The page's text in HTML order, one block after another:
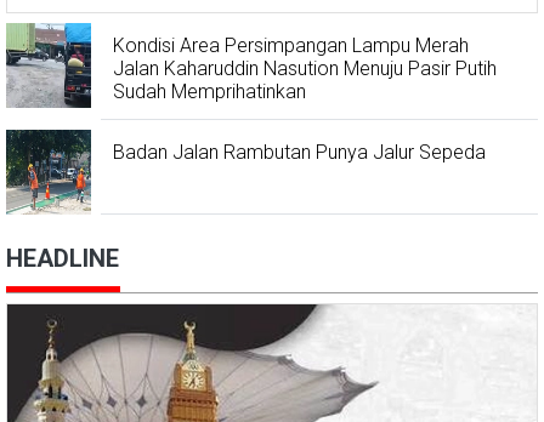
Kondisi Area Persimpangan Lampu Merah
Jalan Kaharuddin Nasution Menuju Pasir Putih
Sudah Memprihatinkan
Badan Jalan Rambutan Punya Jalur Sepeda
HEADLINE